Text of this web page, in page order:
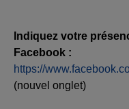
Indiquez votre
Facebook :
https://
(nouvel onglet)